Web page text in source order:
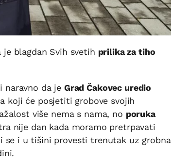
blagdan Svih svetih prilika za tiho
naravno da je Grad Čakovec uredio
koji će posjetiti grobove svojih
više nema s nama, no poruka
nije dan kada moramo pretrpavati
se i u tišini provesti trenutak uz grobna